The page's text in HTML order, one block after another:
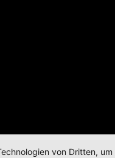
von Dritten,